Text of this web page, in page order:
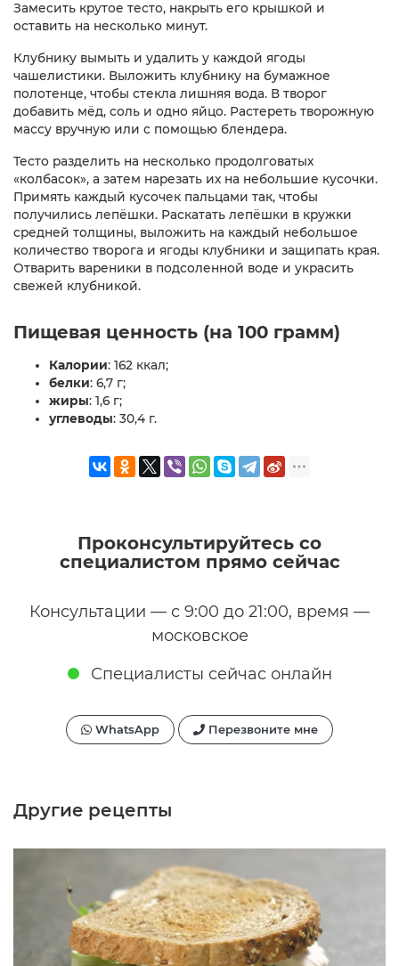
Замесить крутое тесто, накрыть его крышкой и
оставить на несколько минут.
Клубнику вымыть и удалить у каждой ягоды
чашелистики. Выложить клубнику на бумажное
полотенце, чтобы стекла лишняя вода. В творог
добавить мёд, соль и одно яйцо. Растереть творожную
массу вручную или с помощью блендера.
Тесто разделить на несколько продолговатых
«колбасок», а затем нарезать их на небольшие кусочки.
Примять каждый кусочек пальцами так, чтобы
получились лепёшки. Раскатать лепёшки в кружки
средней толщины, выложить на каждый небольшое
количество творога и ягоды клубники и защипать края.
Отварить вареники в подсоленной воде и украсить
свежей клубникой.
Пищевая ценность (на 100 грамм)
Калории: 162 ккал;
белки: 6,7 г;
жиры: 1,6 г;
углеводы: 30,4 г.
Проконсультируйтесь со
специалистом прямо сейчас
Консультации — с 9:00 до 21:00, время —
московское
Специалисты сейчас онлайн
WhatsApp Перезвоните мне
Другие рецепты